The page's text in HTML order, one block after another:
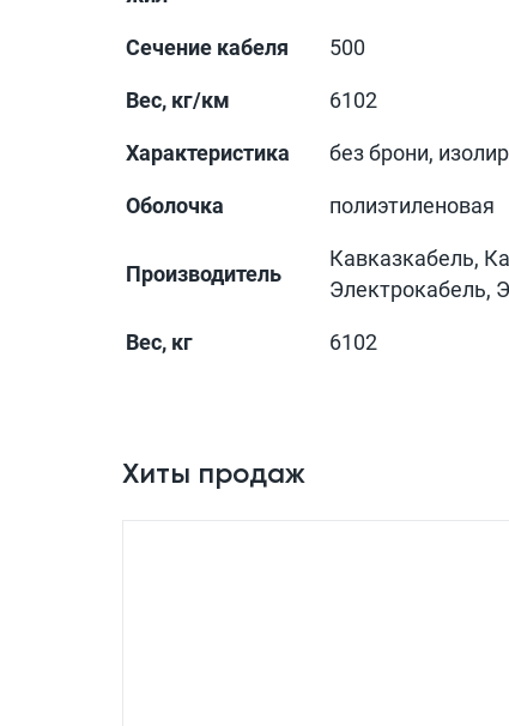
Сечение кабеля 500
Вес, кг/км 6102
Характеристика без брони,
Оболочка полиэтиленовая
Производитель
Кавказкабель,
Электрокабель,
Вес, кг 6102
Хиты продаж